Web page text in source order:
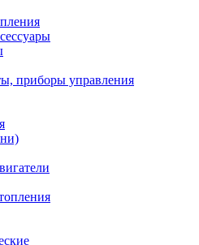
приборы управления